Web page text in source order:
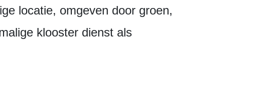
locatie, omgeven door groen,
klooster dienst als